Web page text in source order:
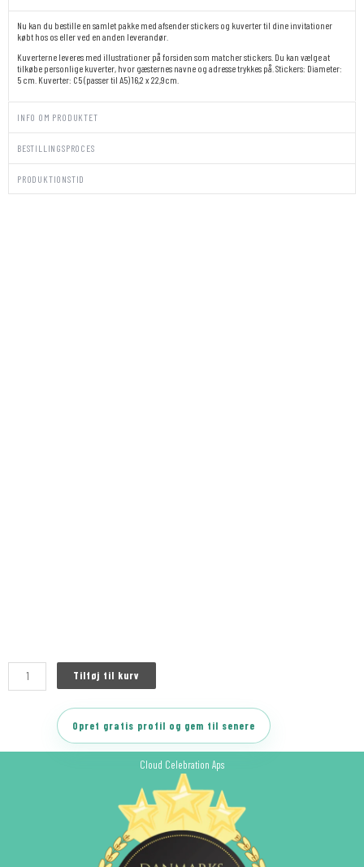
Nu kan du bestille en samlet pakke med afsender stickers og kuverter til dine invitationer
købt hos os eller ved en anden leverandør.
Kuverterne leveres med illustrationer på forsiden som matcher stickers. Du kan vælge at
tilkøbe personlige kuverter, hvor gæsternes navne og adresse trykkes på. Stickers: Diameter:
5 cm. Kuverter: C5 (passer til A5) 16,2 x 22,9cm.
INFO OM PRODUKTET
BESTILLINGSPROCES
PRODUKTIONSTID
Tilføj til kurv
Opret gratis profil og gem til senere
Cloud Celebration Aps